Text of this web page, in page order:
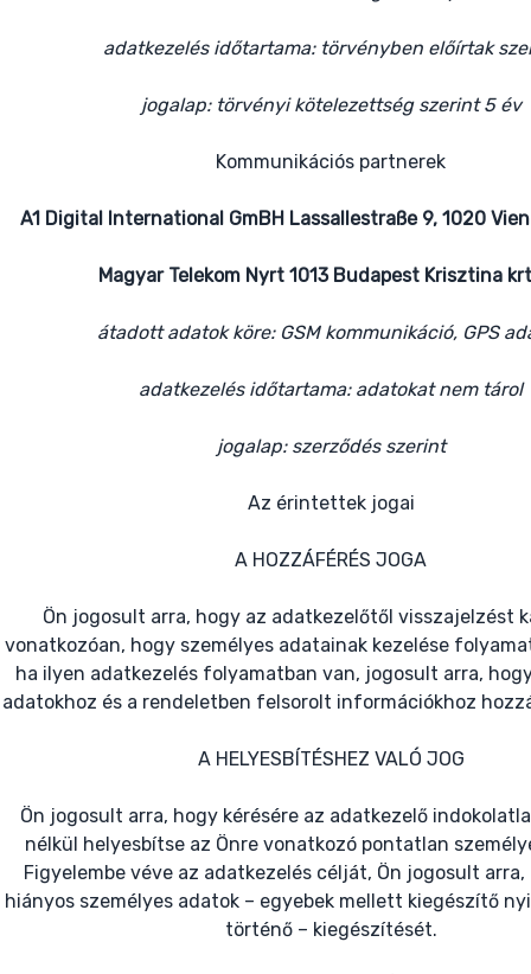
adatkezelés időtartama: törvényben előírtak
jogalap: törvényi kötelezettség szerint 5 év
Kommunikációs partnerek
A1 Digital International GmBH Lassallestraße 9, 1020
Magyar Telekom Nyrt 1013 Budapest Krisztina
átadott adatok köre: GSM kommunikáció, GPS
adatkezelés időtartama: adatokat nem tárol
jogalap: szerződés szerint
Az érintettek jogai
A HOZZÁFÉRÉS JOGA
Ön jogosult arra, hogy az adatkezelőtől visszajelzést
vonatkozóan, hogy személyes adatainak kezelése
ha ilyen adatkezelés folyamatban van, jogosult arra,
adatokhoz és a rendeletben felsorolt információkhoz
A HELYESBÍTÉSHEZ VALÓ JOG
Ön jogosult arra, hogy kérésére az adatkezelő
nélkül helyesbítse az Önre vonatkozó pontatlan
Figyelembe véve az adatkezelés célját, Ön jogosult arra,
hiányos személyes adatok – egyebek mellett kiegészítő
történő – kiegészítését.